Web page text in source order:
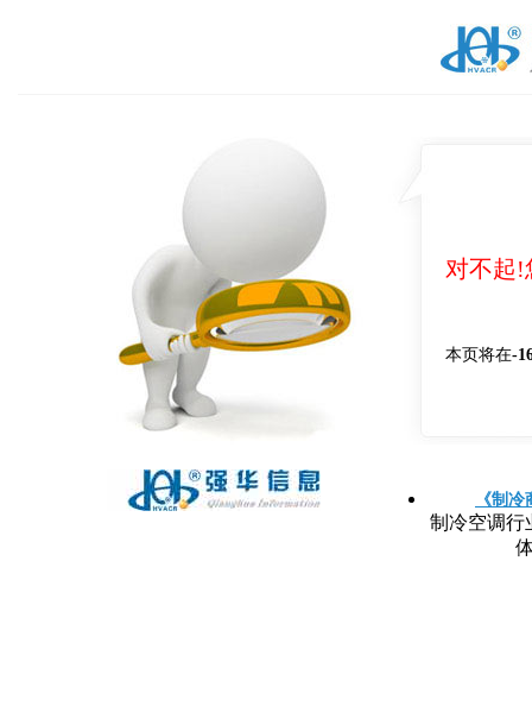
对不起!
本页将在-
《制
制冷空调行